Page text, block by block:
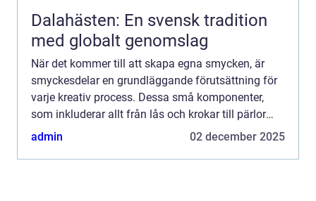
Dalahästen: En svensk tradition
med globalt genomslag
När det kommer till att skapa egna smycken, är
smyckesdelar en grundläggande förutsättning för
varje kreativ process. Dessa små komponenter,
som inkluderar allt från lås och krokar till pärlor
och ...
admin 02 december 2025